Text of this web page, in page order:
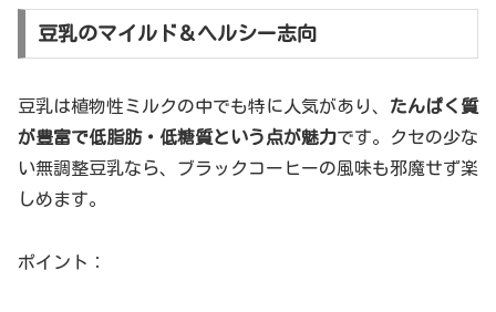
豆乳のマイルド＆ヘルシー志向
豆乳は植物性ミルクの中でも特に人気があり、 たんぱく質
が豊富で低脂肪・低糖質という点が魅力です。クセの少な
い無調整豆乳なら、ブラックコーヒーの風味も邪魔せず楽
しめます。
ポイント：